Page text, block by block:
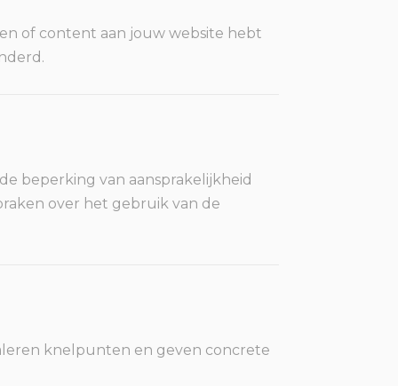
of content aan jouw website hebt
beperking van aansprakelijkheid
over het gebruik van de
knelpunten en geven concrete